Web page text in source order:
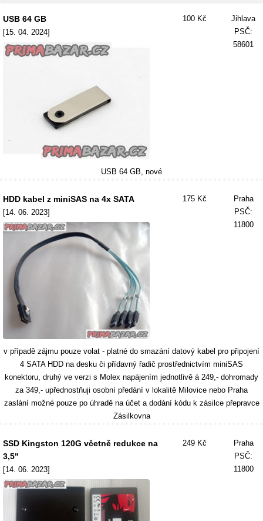
USB 64 GB
[15. 04. 2024]
100 Kč
Jihlava
PSČ:
58601
USB 64 GB, nové
HDD kabel z miniSAS na 4x SATA
[14. 06. 2023]
175 Kč
Praha
PSČ:
11800
v případě zájmu pouze volat - platné do smazání datový kabel pro připojení
4 SATA HDD na desku či přídavný řadič prostřednictvím miniSAS
konektoru, druhý ve verzi s Molex napájením jednotlivě á 249,- dohromady
za 349,- upřednostňuji osobní předání v lokalitě Milovice nebo Praha
zaslání možné pouze po úhradě na účet a dodání kódu k zásilce přepravce
Zásilkovna
SSD Kingston 120G včetně redukce na
3,5"
[14. 06. 2023]
249 Kč
Praha
PSČ:
11800